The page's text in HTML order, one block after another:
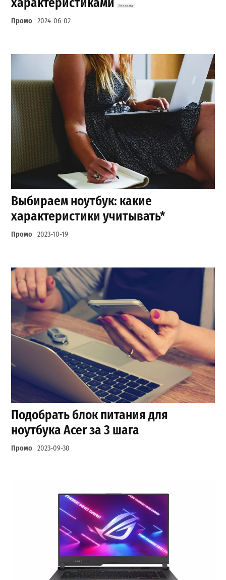
Промо 2024-06-02
Выбираем ноутбук: какие
характеристики учитывать*
Промо 2023-10-19
Подобрать блок питания для
ноутбука Acer за 3 шага
Промо 2023-09-30